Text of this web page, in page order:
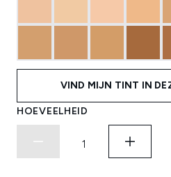
VIND MIJN TINT IN
HOEVEELHEID